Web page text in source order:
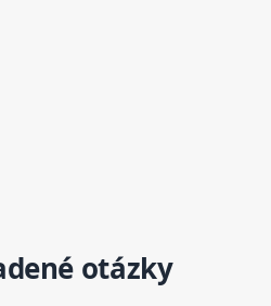
otázky